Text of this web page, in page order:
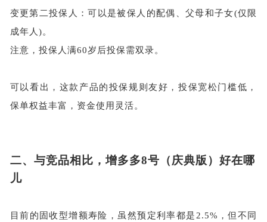
变更第二投保人：可以是被保人的配偶、父母和子女(仅限
成年人)。
注意，投保人满60岁后投保需双录。
可以看出，这款产品的投保规则友好，投保宽松门槛低，
保单权益丰富，资金使用灵活。
二、 与竞品相比，增多多8号（庆典版）好在哪
儿
目前的固收型增额寿险，虽然预定利率都是 2.5%，但不同